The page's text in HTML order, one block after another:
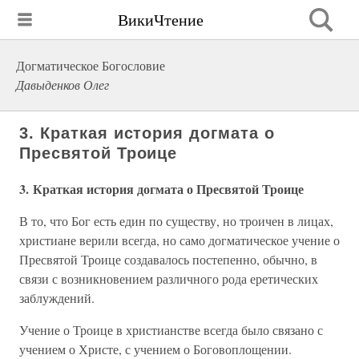
ВикиЧтение
Догматическое Богословие
Давыденков Олег
3. Краткая история догмата о
Пресвятой Троице
3. Краткая история догмата о Пресвятой Троице
В то, что Бог есть един по существу, но троичен в лицах,
христиане верили всегда, но само догматическое учение о
Пресвятой Троице создавалось постепенно, обычно, в
связи с возникновением различного рода еретических
заблуждений.
Учение о Троице в христианстве всегда было связано с
учением о Христе, с учением о Боговоплощении.